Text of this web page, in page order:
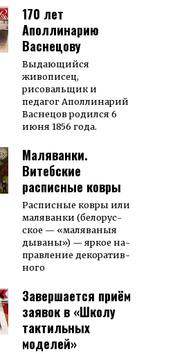
170 лет
Аполлинарию
Васнецову
Выдающийся
живописец,
рисовальщик и
педагог Аполлинарий
Васнецов родился 6
июня 1856 года.
Маляванки.
Витебские
расписные ковры
Рас­пис­ные ков­ры или
ма­ля­ван­ки (бе­лорус­
ское — «ма­ля­ва­ныя
ды­ва­ны») — яр­кое на­
прав­ле­ние де­ко­ра­тив­
ного
Завершается приём
заявок в «Школу
тактильных
моделей»